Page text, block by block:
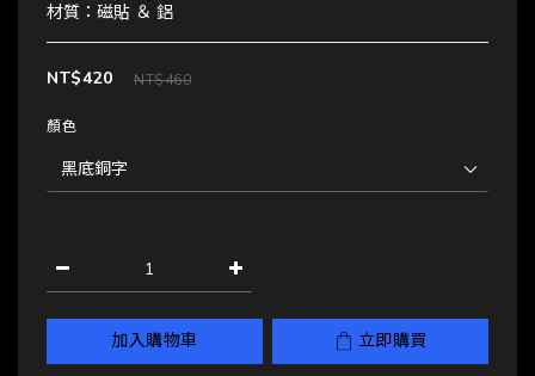
材質：磁貼 ＆ 鋁
NT$460
NT$420
顏色
加入購物車 立即購買